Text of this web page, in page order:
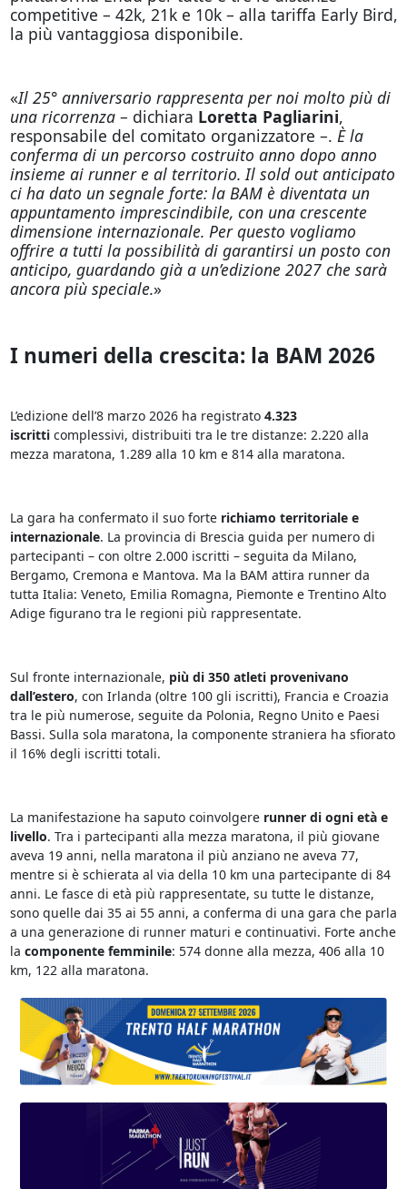
competitive – 42k, 21k e 10k – alla tariffa Early Bird,
la più vantaggiosa disponibile.
«Il 25° anniversario rappresenta per noi molto più di
una ricorrenza– dichiara Loretta Pagliarini,
responsabile del comitato organizzatore –. È la
conferma di un percorso costruito anno dopo anno
insieme ai runner e al territorio. Il sold out anticipato
ci ha dato un segnale forte: la BAM è diventata un
appuntamento imprescindibile, con una crescente
dimensione internazionale. Per questo vogliamo
offrire a tutti la possibilità di garantirsi un posto con
anticipo, guardando già a un’edizione 2027 che sarà
ancora più speciale.»
I numeri della crescita: la BAM 2026
L’edizione dell’8 marzo 2026 ha registrato 4.323
iscritticomplessivi, distribuiti tra le tre distanze: 2.220 alla
mezza maratona, 1.289 alla 10 km e 814 alla maratona.
La gara ha confermato il suo forte richiamo territoriale e
internazionale. La provincia di Brescia guida per numero di
partecipanti – con oltre 2.000 iscritti – seguita da Milano,
Bergamo, Cremona e Mantova. Ma la BAM attira runner da
tutta Italia: Veneto, Emilia Romagna, Piemonte e Trentino Alto
Adige figurano tra le regioni più rappresentate.
Sul fronte internazionale, più di 350 atleti provenivano
dall’estero, con Irlanda (oltre 100 gli iscritti), Francia e Croazia
tra le più numerose, seguite da Polonia, Regno Unito e Paesi
Bassi. Sulla sola maratona, la componente straniera ha sfiorato
il 16% degli iscritti totali.
La manifestazione ha saputo coinvolgere runner di ogni età e
livello. Tra i partecipanti alla mezza maratona, il più giovane
aveva 19 anni, nella maratona il più anziano ne aveva 77,
mentre si è schierata al via della 10 km una partecipante di 84
anni. Le fasce di età più rappresentate, su tutte le distanze,
sono quelle dai 35 ai 55 anni, a conferma di una gara che parla
a una generazione di runner maturi e continuativi. Forte anche
la componente femminile: 574 donne alla mezza, 406 alla 10
km, 122 alla maratona.